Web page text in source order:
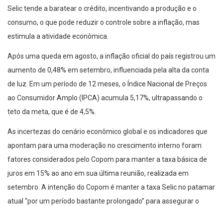
Selic tende a baratear o crédito, incentivando a produção e o
consumo, o que pode reduzir o controle sobre a inflação, mas
estimula a atividade econômica.
Após uma queda em agosto, a inflação oficial do país registrou um
aumento de 0,48% em setembro, influenciada pela alta da conta
de luz. Em um período de 12 meses, o Índice Nacional de Preços
ao Consumidor Amplo (IPCA) acumula 5,17%, ultrapassando o
teto da meta, que é de 4,5%.
As incertezas do cenário econômico global e os indicadores que
apontam para uma moderação no crescimento interno foram
fatores considerados pelo Copom para manter a taxa básica de
juros em 15% ao ano em sua última reunião, realizada em
setembro. A intenção do Copom é manter a taxa Selic no patamar
atual “por um período bastante prolongado” para assegurar o